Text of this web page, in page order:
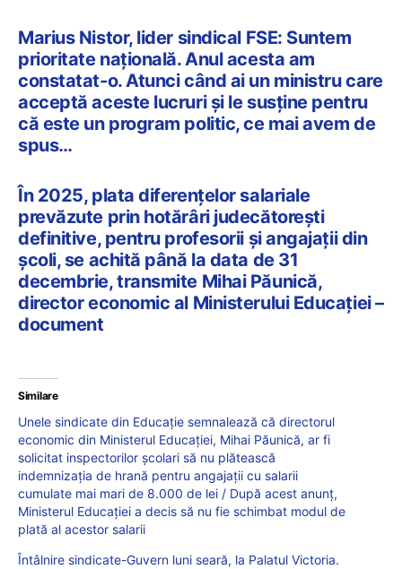
Marius Nistor, lider sindical FSE: Suntem
prioritate națională. Anul acesta am
constatat-o. Atunci când ai un ministru care
acceptă aceste lucruri și le susține pentru
că este un program politic, ce mai avem de
spus…
În 2025, plata diferențelor salariale
prevăzute prin hotărâri judecătoreşti
definitive, pentru profesorii și angajații din
școli, se achită până la data de 31
decembrie, transmite Mihai Păunică,
director economic al Ministerului Educației –
document
Similare
Unele sindicate din Educație semnalează că directorul
economic din Ministerul Educației, Mihai Păunică, ar fi
solicitat inspectorilor școlari să nu plătească
indemnizația de hrană pentru angajații cu salarii
cumulate mai mari de 8.000 de lei / După acest anunț,
Ministerul Educației a decis să nu fie schimbat modul de
plată al acestor salarii
Întâlnire sindicate-Guvern luni seară, la Palatul Victoria.